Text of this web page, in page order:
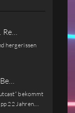
hergerissen
bekommt
22 Jahren.…